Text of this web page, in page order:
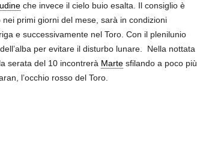
che invece il cielo buio esalta. Il consiglio è
nei primi giorni del mese, sarà in condizioni
e successivamente nel Toro. Con il plenilunio
per evitare il disturbo lunare. Nella nottata
serata del 10 incontrerà Martesfilando a poco più
l’occhio rosso del Toro.